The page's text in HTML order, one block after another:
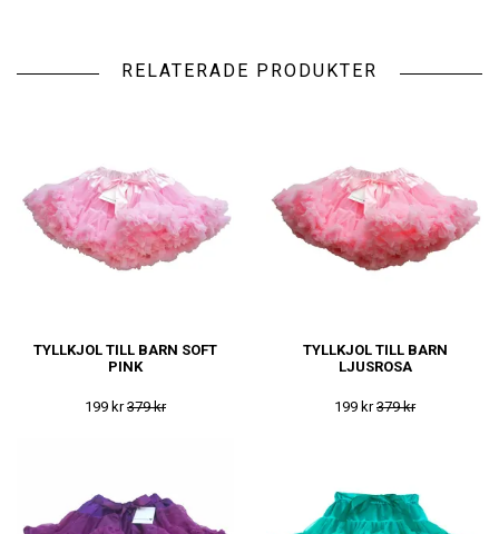
RELATERADE PRODUKTER
TYLLKJOL TILL BARN SOFT
PINK
199 kr379 kr
TYLLKJOL TILL BARN
LJUSROSA
199 kr379 kr